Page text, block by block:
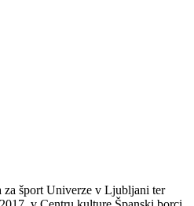
za šport Univerze v Ljubljani ter